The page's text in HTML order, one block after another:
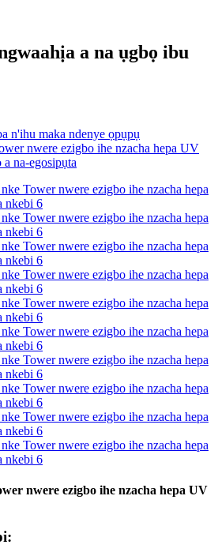
a na ụgbọ ibu
n'ihu maka ndenye ọpụpụ
nwere ezigbo ihe nzacha hepa UV